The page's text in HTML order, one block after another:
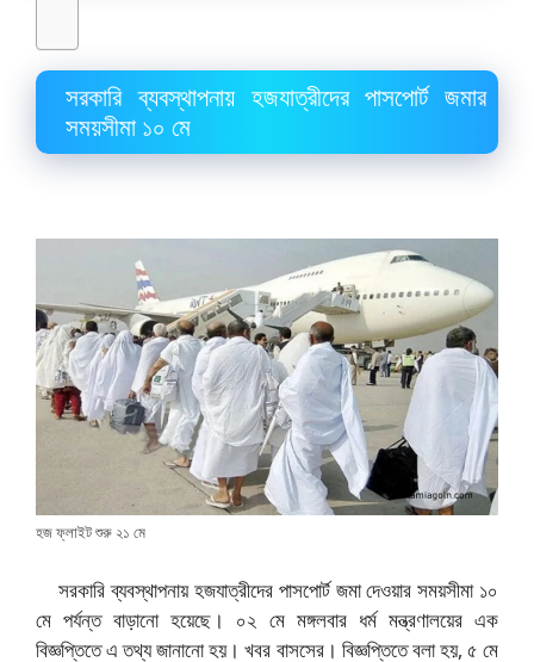
সরকারি ব্যবস্থাপনায় হজযাত্রীদের পাসপোর্ট জমার
সময়সীমা ১০ মে
হজ ফ্লাইট শুরু ২১ মে
সরকারি ব্যবস্থাপনায় হজযাত্রীদের পাসপোর্ট জমা দেওয়ার সময়সীমা ১০
মে পর্যন্ত বাড়ানো হয়েছে। ০২ মে মঙ্গলবার ধর্ম মন্ত্রণালয়ের এক
বিজ্ঞপ্তিতে এ তথ্য জানানো হয়। খবর বাসসের। বিজ্ঞপ্তিতে বলা হয়, ৫ মে